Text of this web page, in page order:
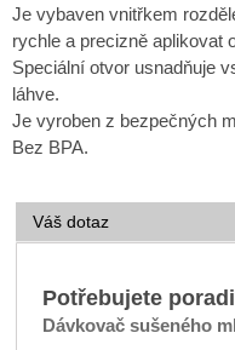
Je vybaven vnitřkem
rychle a precizně aplikovat
Speciální otvor usnadňuje
láhve.
Je vyroben z bezpečných
Bez BPA.
Váš dotaz
Potřebujete
Dávkovač sušeného